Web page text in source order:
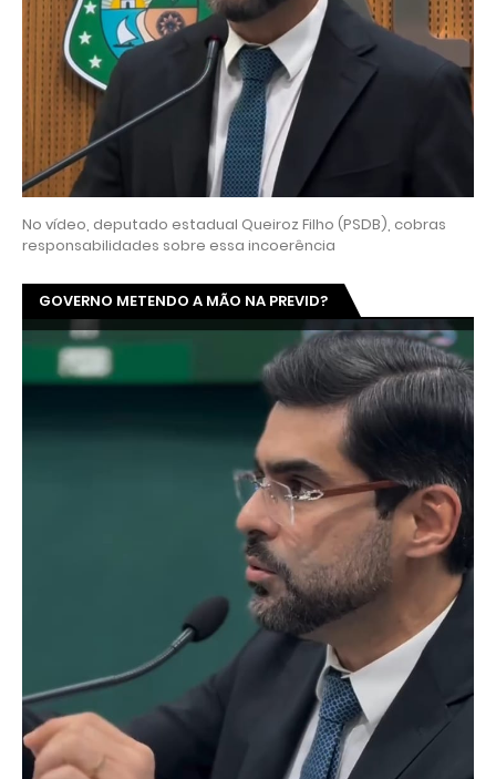
No vídeo, deputado estadual Queiroz Filho (PSDB), cobras
responsabilidades sobre essa incoerência
GOVERNO METENDO A MÃO NA PREVID?